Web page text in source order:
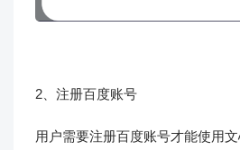
2、注册百度账号
用户需要注册百度账号才能使用